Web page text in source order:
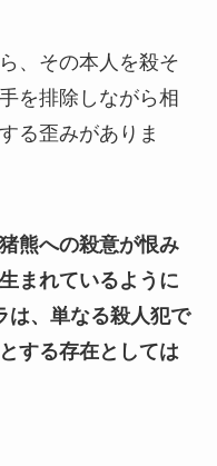
、その本人を殺そ
を排除しながら相
る歪みがありま
熊への殺意が恨み
まれているように
は、単なる殺人犯で
する存在としては